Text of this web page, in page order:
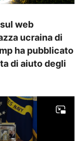
web
ucraina di
ha pubblicato
di aiuto degli